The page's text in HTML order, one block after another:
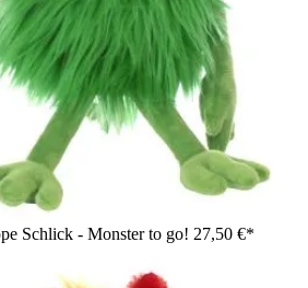
Schlick - Monster to go! 27,50 €*